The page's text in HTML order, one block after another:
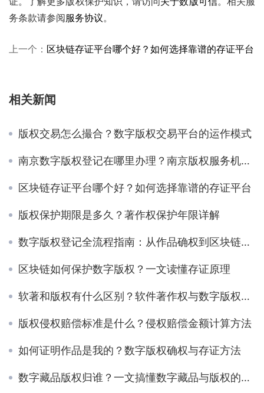
务条款请参阅服务协议。
上一个： 区块链存证平台哪个好？如何选择靠谱的存证平台
相关新闻
版权交易怎么撮合？数字版权交易平台的运作模式
南京数字版权登记在哪里办理？南京版权服务机构指南
区块链存证平台哪个好？如何选择靠谱的存证平台
版权保护期限是多久？著作权保护年限详解
数字版权登记全流程指南：从作品确权到区块链存证
区块链如何保护数字版权？一文读懂存证原理
软著和版权有什么区别？软件著作权与数字版权对比
版权侵权赔偿标准是什么？侵权赔偿金额计算方法
如何证明作品是我的？数字版权确权与存证方法
数字藏品版权归谁？一文搞懂数字藏品与版权的关系